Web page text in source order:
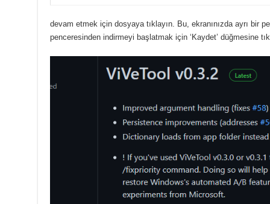
devam etmek için dosyaya tıklayın.
Bu, ekranınızda ayrı bir
penceresinden indirmeyi başlatmak için ‘Kaydet’ düğmesine